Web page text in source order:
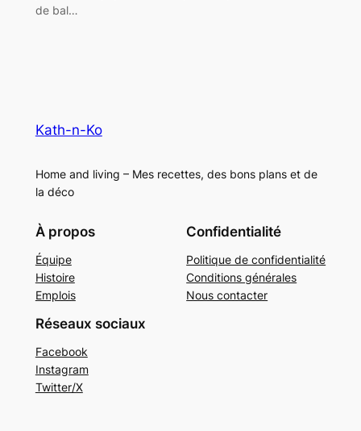
de bal…
Kath-n-Ko
Home and living – Mes recettes, des bons plans et de
la déco
À propos
Équipe
Histoire
Emplois
Confidentialité
Politique de confidentialité
Conditions générales
Nous contacter
Réseaux sociaux
Facebook
Instagram
Twitter/X